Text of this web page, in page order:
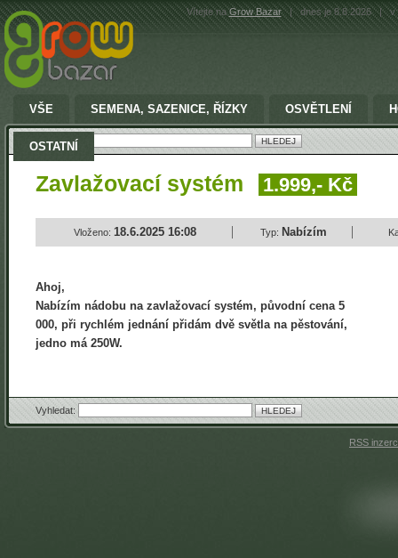
Vítejte naGrow Bazar | dnes je 8.8.2026 | v
VŠE SEMENA, SAZENICE, ŘÍZKY OSVĚTLENÍ
OSTATNÍ
Vyhledat:
Zavlažovací systém 1.999,- Kč
Vloženo: 18.6.2025 16:08 Typ: Nabízím
Ahoj,
Nabízím nádobu na zavlažovací systém, původní cena 5
000, při rychlém jednání přidám dvě světla na pěstování,
jedno má 250W.
Vyhledat:
RSS